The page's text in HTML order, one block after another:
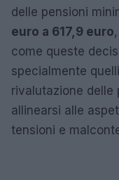
delle pensioni
euro a 617,9 euro
come queste
specialmente
rivalutazione delle
allinearsi alle
tensioni e